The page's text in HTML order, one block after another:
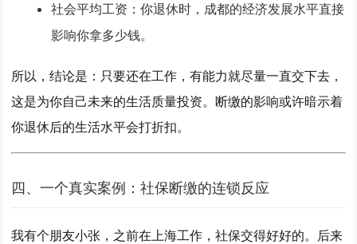
社会平均工资 ：你退休时，成都的经济发展水平直接
影响你拿多少钱。
所以，结论是： 只要还在工作，有能力就尽量一直交下去 ，
这是为你自己未来的生活质量投资。断缴的影响或许暗示着
你退休后的生活水平会打折扣。
四、一个真实案例：社保断缴的连锁反应
我有个朋友小张，之前在上海工作，社保交得好好的。后来